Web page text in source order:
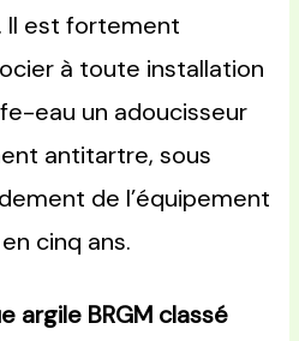
Il est fortement
à toute installation
eau un adoucisseur
antitartre, sous
de l’équipement
cinq ans.
argile BRGM classé